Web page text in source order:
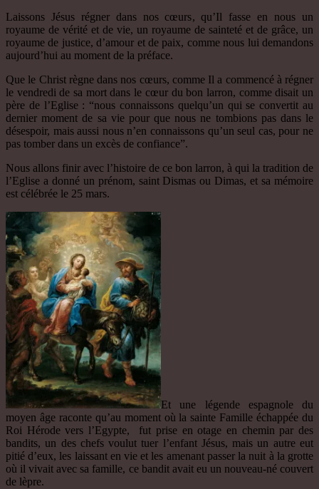
Laissons Jésus régner dans nos cœurs, qu’Il fasse en nous un
royaume de vérité et de vie, un royaume de sainteté et de grâce, un
royaume de justice, d’amour et de paix, comme nous lui demandons
aujourd’hui au moment de la préface.
Que le Christ règne dans nos cœurs, comme Il a commencé à régner
le vendredi de sa mort dans le cœur du bon larron, comme disait un
père de l’Eglise : “nous connaissons quelqu’un qui se convertit au
dernier moment de sa vie pour que nous ne tombions pas dans le
désespoir, mais aussi nous n’en connaissons qu’un seul cas, pour ne
pas tomber dans un excès de confiance”.
Nous allons finir avec l’histoire de ce bon larron, à qui la tradition de
l’Eglise a donné un prénom, saint Dismas ou Dimas, et sa mémoire
est célébrée le 25 mars.
Et une légende espagnole du
moyen âge raconte qu’au moment où la sainte Famille échappée du
Roi Hérode vers l’Egypte, fut prise en otage en chemin par des
bandits, un des chefs voulut tuer l’enfant Jésus, mais un autre eut
pitié d’eux, les laissant en vie et les amenant passer la nuit à la grotte
où il vivait avec sa famille, ce bandit avait eu un nouveau-né couvert
de lèpre.